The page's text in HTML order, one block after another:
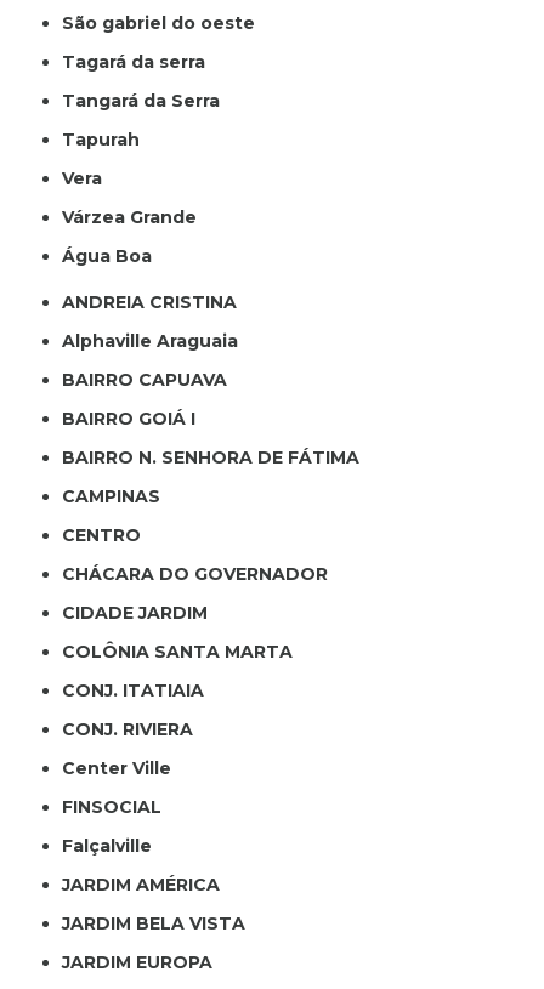
São gabriel do oeste
Tagará da serra
Tangará da Serra
Tapurah
Vera
Várzea Grande
Água Boa
ANDREIA CRISTINA
Alphaville Araguaia
BAIRRO CAPUAVA
BAIRRO GOIÁ I
BAIRRO N. SENHORA DE FÁTIMA
CAMPINAS
CENTRO
CHÁCARA DO GOVERNADOR
CIDADE JARDIM
COLÔNIA SANTA MARTA
CONJ. ITATIAIA
CONJ. RIVIERA
Center Ville
FINSOCIAL
Falçalville
JARDIM AMÉRICA
JARDIM BELA VISTA
JARDIM EUROPA